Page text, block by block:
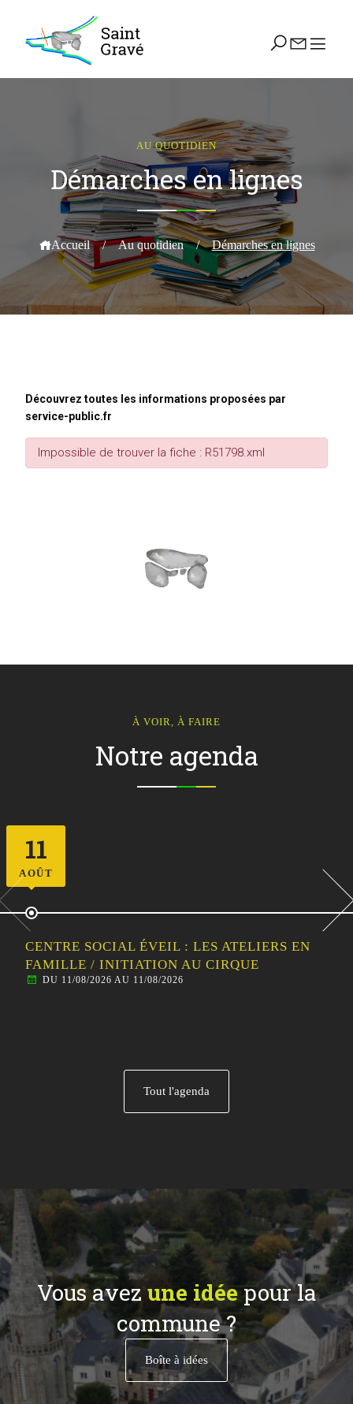
AU QUOTIDIEN
Démarches en lignes
Accueil / Au quotidien / Démarches en lignes
Découvrez toutes les informations proposées par
service-public.fr
Impossible de trouver la fiche : R51798.xml
À VOIR, À FAIRE
Notre agenda
12
AOÛT
CENTRE SOCIAL ÉVEIL : SORTIE
FAMILLE/HABITANTS – VISITE GUIDÉE DE
MALESTROIT
Tout l'agenda
Vous avezune idéepour la
commune ?
Boîte à idées